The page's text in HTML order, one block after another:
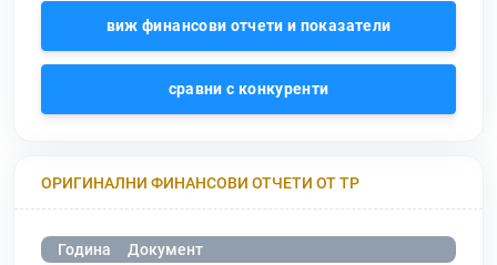
виж финансови отчети и показатели
сравни с конкуренти
ОРИГИНАЛНИ ФИНАНСОВИ ОТЧЕТИ ОТ ТР
Година Документ